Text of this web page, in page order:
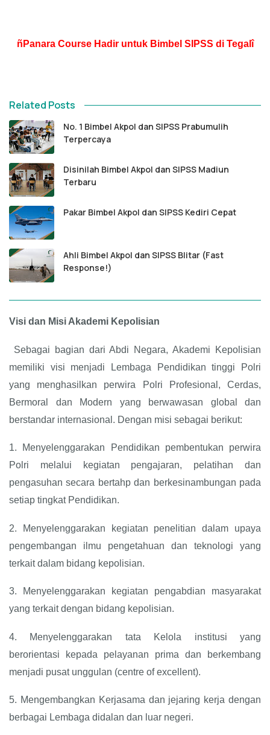
ñPanara Course Hadir untuk Bimbel SIPSS di Tegalî
Related Posts
No. 1 Bimbel Akpol dan SIPSS Prabumulih
Terpercaya
Disinilah Bimbel Akpol dan SIPSS Madiun
Terbaru
Pakar Bimbel Akpol dan SIPSS Kediri Cepat
Ahli Bimbel Akpol dan SIPSS Blitar (Fast
Response!)
Visi dan Misi Akademi Kepolisian
Sebagai bagian dari Abdi Negara, Akademi Kepolisian
memiliki visi menjadi Lembaga Pendidikan tinggi Polri
yang menghasilkan perwira Polri Profesional, Cerdas,
Bermoral dan Modern yang berwawasan global dan
berstandar internasional. Dengan misi sebagai berikut:
1.
Menyelenggarakan Pendidikan pembentukan perwira
Polri melalui kegiatan pengajaran, pelatihan dan
pengasuhan secara bertahp dan berkesinambungan pada
setiap tingkat Pendidikan.
2.
Menyelenggarakan kegiatan penelitian dalam upaya
pengembangan ilmu pengetahuan dan teknologi yang
terkait dalam bidang kepolisian.
3.
Menyelenggarakan kegiatan pengabdian masyarakat
yang terkait dengan bidang kepolisian.
4.
Menyelenggarakan tata Kelola institusi yang
berorientasi kepada pelayanan prima dan berkembang
menjadi pusat unggulan (centre of excellent).
5. Mengembangkan Kerjasama dan jejaring kerja dengan
berbagai Lembaga didalan dan luar negeri.